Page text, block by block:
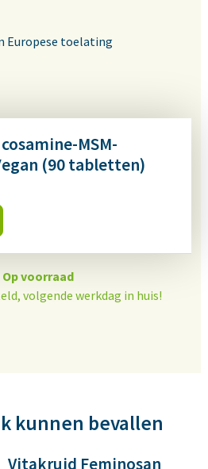
Europese toelating
MSM-
(90 tabletten)
Op voorraad
volgende werkdag in huis!
kunnen bevallen
Vitakruid Feminosan